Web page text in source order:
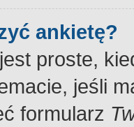
ankietę?
proste,
jeśli
formularz